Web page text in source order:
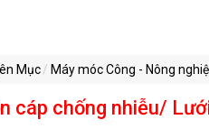
Mục Máy móc Công - Nông
cáp chống nhiễu/